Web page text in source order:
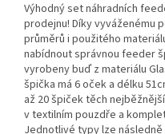
Výhodný set náhradních
prodejnu! Díky vyváženému
průměrů i použitého
nabídnout správnou feeder
vyrobeny buď z materiálu
špička má 6 oček a délku
až 20 špiček těch
v textilním pouzdře a
Jednotlivé typy lze